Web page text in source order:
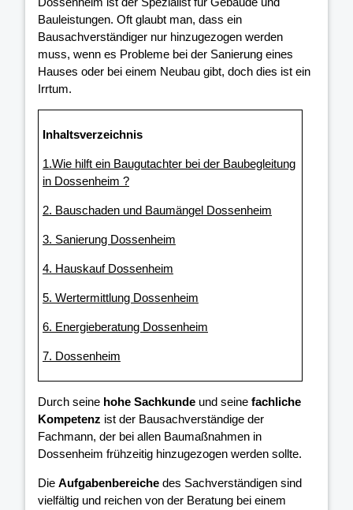
Bauleistungen. Oft glaubt man, dass ein
Bausachverständiger nur hinzugezogen werden
muss, wenn es Probleme bei der Sanierung eines
Hauses oder bei einem Neubau gibt, doch dies ist ein
Irrtum.
Inhaltsverzeichnis
1.Wie hilft ein Baugutachter bei der Baubegleitung
in Dossenheim ?
2. Bauschaden und Baumängel Dossenheim
3. Sanierung Dossenheim
4. Hauskauf Dossenheim
5. Wertermittlung Dossenheim
6. Energieberatung Dossenheim
7. Dossenheim
Durch seine hohe Sachkunde und seine fachliche
Kompetenz ist der Bausachverständige der
Fachmann, der bei allen Baumaßnahmen in
Dossenheim frühzeitig hinzugezogen werden sollte.
Die Aufgabenbereiche des Sachverständigen sind
vielfältig und reichen von der Beratung bei einem